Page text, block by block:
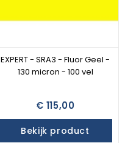
EXPERT - SRA3 - Fluor Geel -
130 micron - 100 vel
€ 115,00
Bekijk product